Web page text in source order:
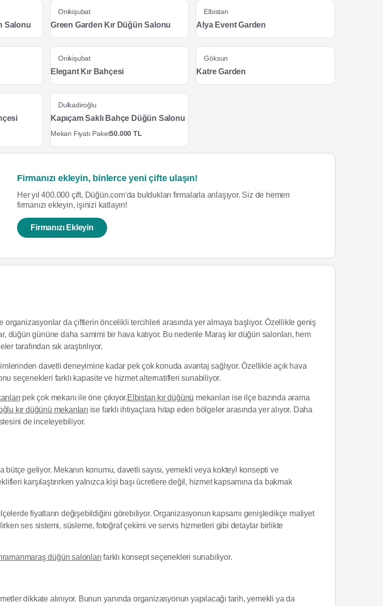
Salonu
Onikişubat
Green Garden Kır Düğün Salonu
Elbistan
Alya Event Garden
Onikişubat
Elegant Kır Bahçesi
Göksun
Katre Garden
Dulkadiroğlu
Kapıçam Saklı Bahçe Düğün Salonu
Mekan Fiyatı Paket50.000 TL
Firmanızı ekleyin, binlerce yeni çifte ulaşın!
Her yıl 400.000 çift, Düğün.com'da buldukları firmalarla anlaşıyor. Siz de hemen
firmanızı ekleyin, işinizi katlayın!
Firmanızı Ekleyin
da çiftlerin öncelikli tercihleri arasında yer almaya başlıyor. Özellikle geniş
gününe daha samimi bir hava katıyor. Bu nedenle Maraş kır düğün salonları, hem
tarafından sık araştırılıyor.
davetli deneyimine kadar pek çok konuda avantaj sağlıyor. Özellikle açık hava
seçenekleri farklı kapasite ve hizmet alternatifleri sunabiliyor.
pek çok mekanı ile öne çıkıyor.Elbistan kır düğünü mekanları ise ilçe bazında arama
kır düğünü mekanları ise farklı ihtiyaçlara hitap eden bölgeler arasında yer alıyor. Daha
de inceleyebiliyor.
geliyor. Mekanın konumu, davetli sayısı, yemekli veya kokteyl konsepti ve
karşılaştırırken yalnızca kişi başı ücretlere değil, hizmet kapsamına da bakmak
fiyatların değişebildiğini görebiliyor. Organizasyonun kapsamı genişledikçe maliyet
ses sistemi, süsleme, fotoğraf çekimi ve servis hizmetleri gibi detaylar birlikte
düğün salonları farklı konsept seçenekleri sunabiliyor.
dikkate alınıyor. Bunun yanında organizasyonun yapılacağı tarih, yemekli ya da